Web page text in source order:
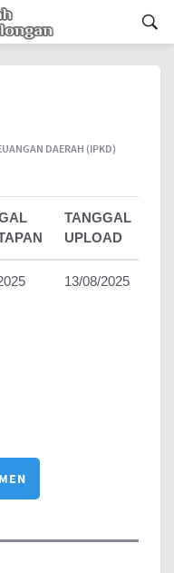
DAERAH (IPKD)
TANGGAL
UPLOAD
13/08/2025